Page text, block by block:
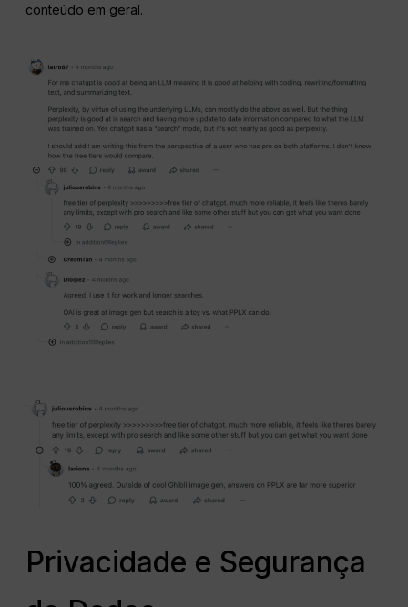
conteúdo em geral.
Privacidade e Segurança